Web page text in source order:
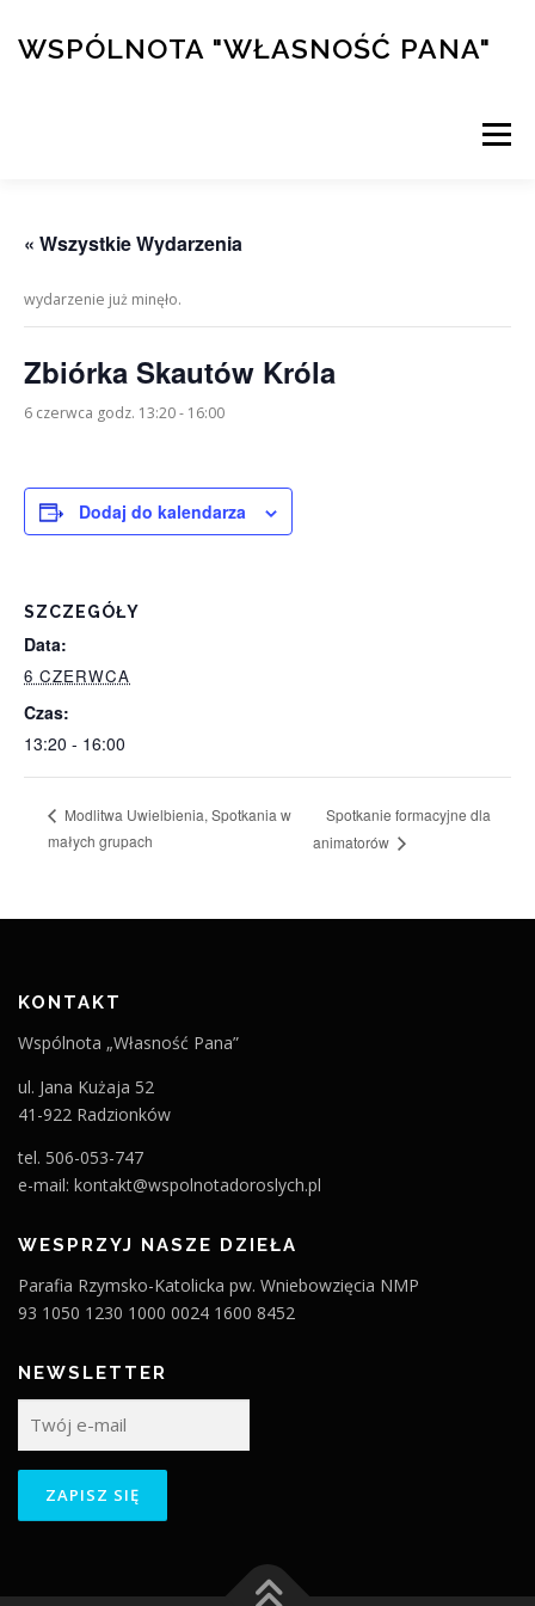
treściWSPÓLNOTA "WŁASNOŚĆ PANA"
Menu
KONFERENCJE
SKLEP/WSPARCIE
« Wszystkie Wydarzenia
wydarzenie już minęło.
Zbiórka Skautów Króla
6 czerwca godz. 13:20- 16:00
Dodaj do kalendarza
SZCZEGÓŁY
Data:
6 CZERWCA
Czas:
13:20 - 16:00
Modlitwa Uwielbienia, Spotkania w
małych grupach
Spotkanie formacyjne dla
animatorów
KONTAKT
Wspólnota „Własność Pana”
ul. Jana Kużaja 52
41-922 Radzionków
tel. 506-053-747
e-mail: kontakt@wspolnotadoroslych.pl
WESPRZYJ NASZE DZIEŁA
Parafia Rzymsko-Katolicka pw. Wniebowzięcia NMP
93 1050 1230 1000 0024 1600 8452
NEWSLETTER